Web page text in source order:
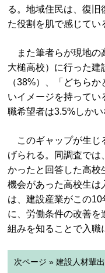
る。地域住民は、復旧
た役割を肌で感じてい
また筆者らが現地の
大槌高校）に行った建
（38%）、「どちら
いイメージを持ってい
職希望者は3.5%しかい
このギャップが生じ
げられる。同調査では
かったと回答した高校
機会があった高校生は
は、建設産業がこの
に、労働条件の改善を
組みを知ることで入職
次ページ » 建設人材輩